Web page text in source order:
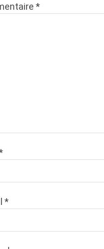
*
*